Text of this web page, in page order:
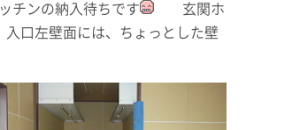
チンの納入待ちです
玄関ホ
口左壁面には、ちょっとした壁